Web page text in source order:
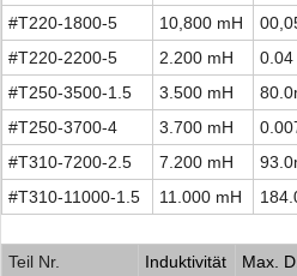
#T220-1800-5
10,800 mH
#T220-2200-5
2.200 mH 0.04
#T250-3500-1.5
3.500 mH
#T250-3700-4
3.700 mH
#T310-7200-2.5
7.200 mH
#T310-11000-1.5
11.000 mH
Teil Nr.
Induktivität
Max.